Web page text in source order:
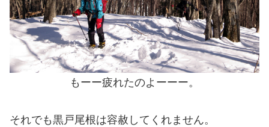
もーー疲れたのよーーー。
それでも黒戸尾根は容赦してくれません。